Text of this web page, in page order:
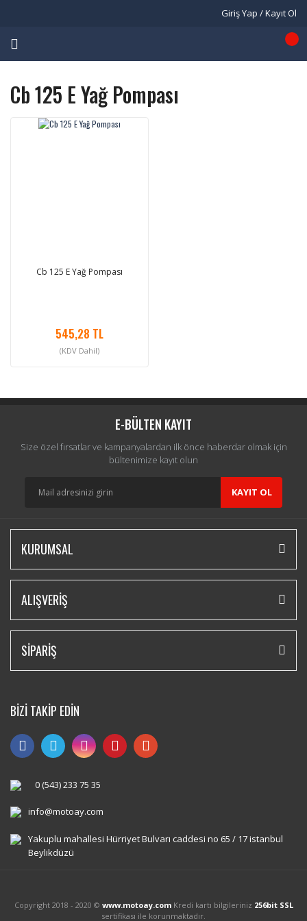
Giriş Yap / Kayıt Ol
Cb 125 E Yağ Pompası
Cb 125 E Yağ Pompası
545,28 TL
(KDV Dahil)
E-BÜLTEN KAYIT
Size özel fırsatlar ve kampanyalardan ilk önce haberdar olmak için
bültenimize kayıt olun
KAYIT OL
KURUMSAL
ALIŞVERİŞ
SİPARİŞ
BİZİ TAKİP EDİN
0 (543) 233 75 35
info@motoay.com
Yakuplu mahallesi Hürriyet Bulvarı caddesi no 65 / 17 istanbul
Beylikdüzü
Copyright 2018 - 2020 © www.motoay.comKredi kartı bilgileriniz 256bit SSL
sertifikası ile korunmaktadır.